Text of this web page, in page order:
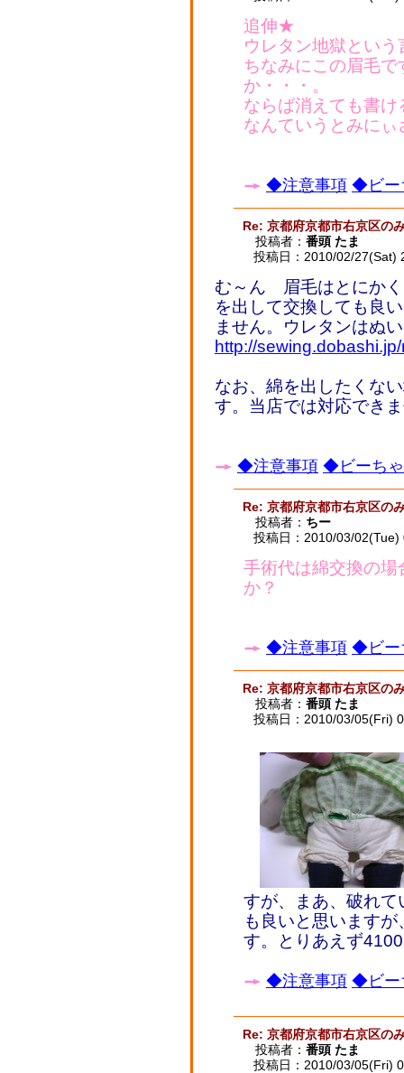
追伸★
ウレタン地獄とい
ちなみにこの眉毛
か・・・。
ならば消えても書け
なんていうとみに
◆注意事項 ◆ビー
Re: 京都府京都市右京区の
投稿者： 番頭 たま
投稿日：2010/02/27(Sat)
む～ん 眉毛はとにかく
を出して交換しても良
ません。ウレタンはぬ
http://
なお、綿を出したくな
す。当店では対応でき
◆注意事項 ◆ビーちゃ
Re: 京都府京都市右京区の
投稿者： ちー
投稿日：2010/03/
手術代は綿交換の
か？
◆注意事項 ◆ビー
Re: 京都府京都市右京区の
投稿者： 番頭 たま
投稿日：2010/03/05(Fri)
すが、まあ、破れ
も良いと思います
す。とりあえず
◆注意事項 ◆ビー
Re: 京都府京都市右京区の
投稿者： 番頭 たま
投稿日：2010/03/05(Fri)